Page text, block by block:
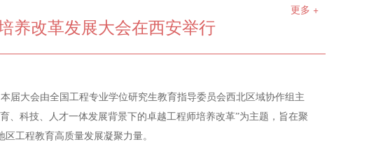
养改革发展大会在西安举行
更多 +
大会由全国工程专业学位研究生教育指导委员会西北区域协作组主
、科技、人才一体发展背景下的卓越工程师培养改革”为主题，旨在聚
工程教育高质量发展凝聚力量。